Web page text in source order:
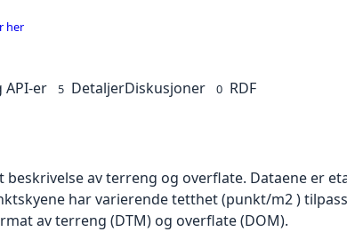
her
er 5 DetaljerDiskusjoner 0 RDF
beskrivelse av terreng og overflate. Dataene er
har varierende tetthet (punkt/m2 )
av terreng (DTM) og overflate (DOM).